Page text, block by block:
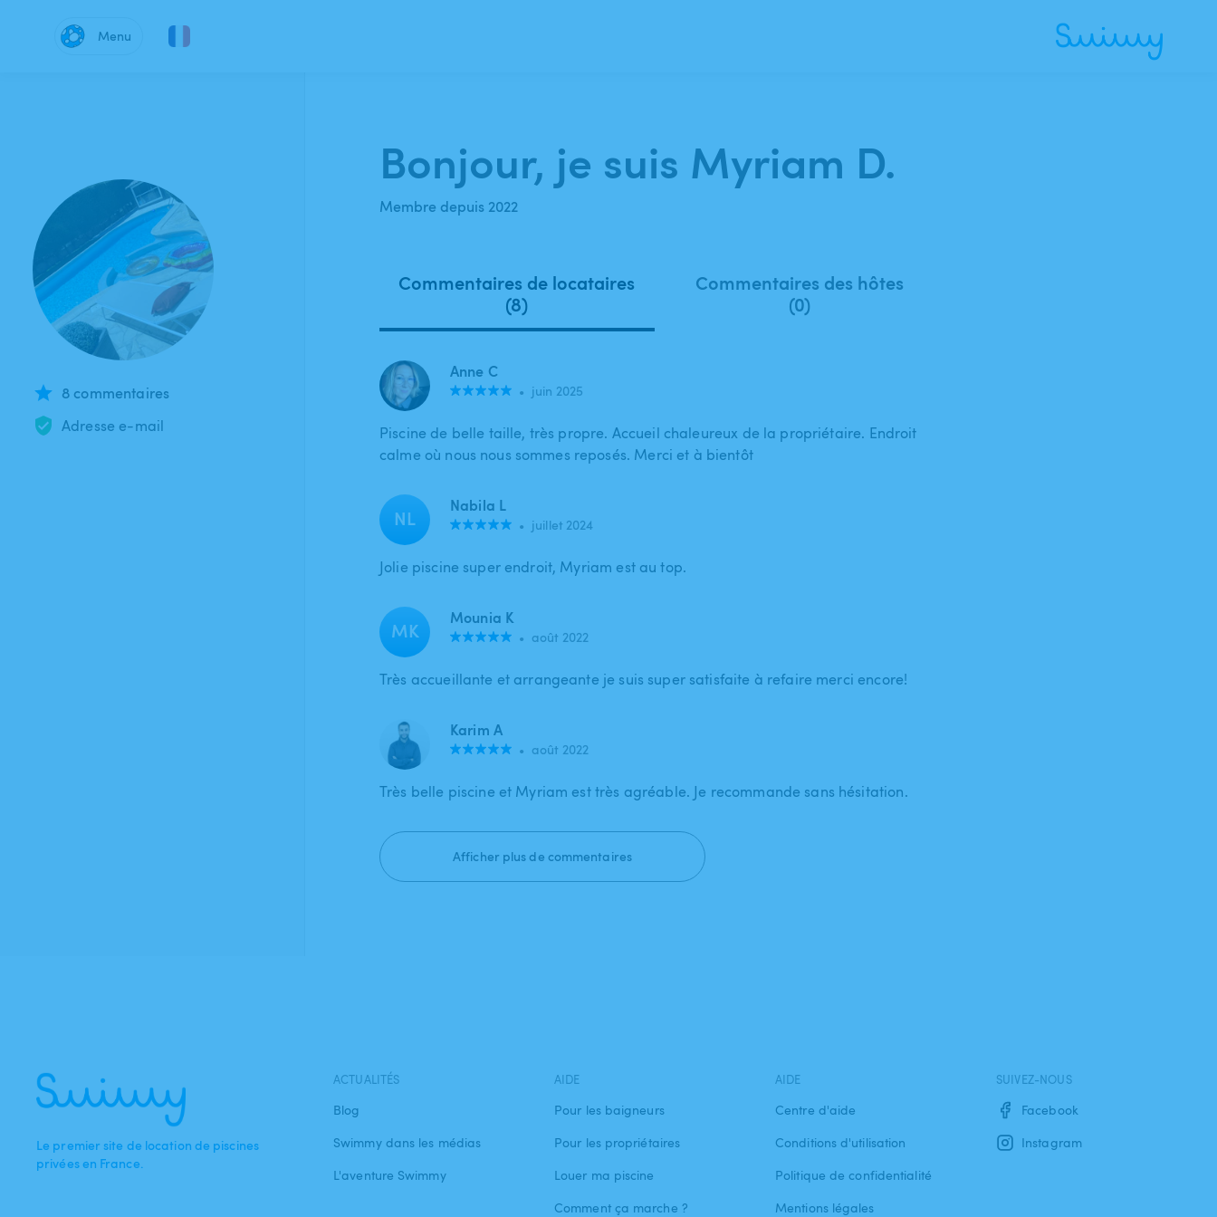
Menu
8 commentaires
Adresse e-mail
Bonjour, je suis Myriam D.
Membre depuis 2022
Commentaires de locataires
(8)
Commentaires des hôtes
(0)
Anne C
• juin 2025
Piscine de belle taille, très propre. Accueil chaleureux de la propriétaire. Endroit
calme où nous nous sommes reposés. Merci et à bientôt
NL Nabila L
• juillet 2024
Jolie piscine super endroit, Myriam est au top.
MK Mounia K
• août 2022
Très accueillante et arrangeante je suis super satisfaite à refaire merci encore!
Karim A
• août 2022
Très belle piscine et Myriam est très agréable. Je recommande sans hésitation.
Afficher plus de commentaires
Le premier site de location de piscines
privées en France.
ACTUALITÉS
Blog
Swimmy dans les médias
L'aventure Swimmy
AIDE
Pour les baigneurs
Pour les propriétaires
Louer ma piscine
Comment ça marche ?
AIDE
Centre d'aide
Conditions d'utilisation
Politique de confidentialité
Mentions légales
SUIVEZ-NOUS
Facebook
Instagram